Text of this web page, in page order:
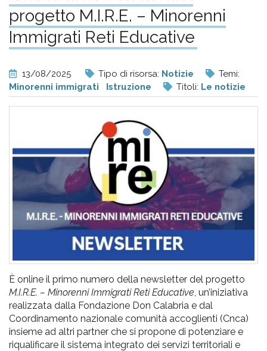
Documentazione
e
analisi
pr
l'infanzia
e
l'adolescenza
progetto M.I.R.E. – Minorenni
Immigrati Reti Educative
13/08/2025 Tipo di risorsa: Notizie
Temi:
Minorenni immigrati
Istruzione Titoli: Le notizie
È online il primo numero della newsletter del progetto
M.I.R.E. – Minorenni Immigrati Reti Educative , un’iniziativa
realizzata dalla Fondazione Don Calabria e dal
Coordinamento nazionale comunità accoglienti (Cnca)
insieme ad altri partner che si propone di potenziare e
riqualificare il sistema integrato dei servizi territoriali e